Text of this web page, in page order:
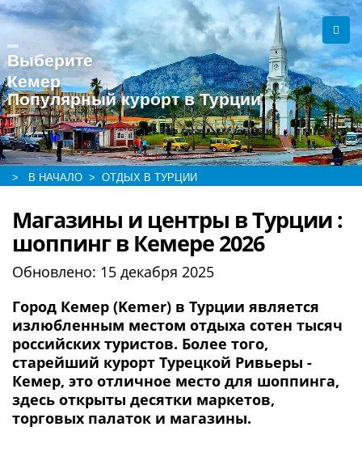
Выберите
Кемер
Популярный курорт в Турции
> В НАЧАЛО > ОТДЫХ В ТУРЦИИ
Магазины и центры в Турции :
шоппинг в Кемере 2026
Обновлено: 15 декабря 2025
Город Кемер (Kemer) в Турции является
излюбленным местом отдыха сотен тысяч
российских туристов. Более того,
старейший курорт Турецкой Ривьеры -
Кемер, это отличное место для шоппинга,
здесь открыты десятки маркетов,
торговых палаток и магазины.